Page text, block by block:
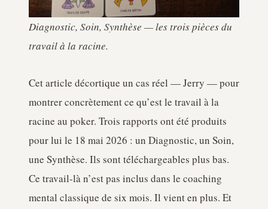
Diagnostic, Soin, Synthèse — les trois pièces du
travail à la racine.
Cet article décortique un cas réel — Jerry — pour
montrer concrètement ce qu’est le travail à la
racine au poker. Trois rapports ont été produits
pour lui le 18 mai 2026 : un Diagnostic, un Soin,
une Synthèse. Ils sont téléchargeables plus bas.
Ce travail-là n’est pas inclus dans le coaching
mental classique de six mois. Il vient en plus. Et